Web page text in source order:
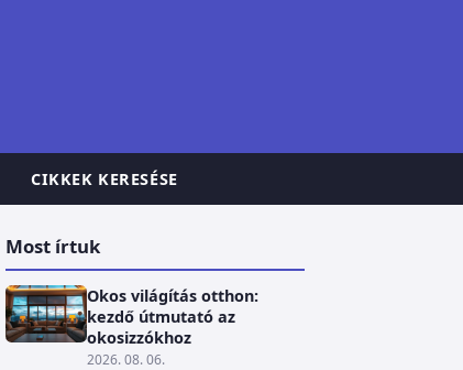
CIKKEK KERESÉSE
Most írtuk
Okos világítás otthon:
kezdő útmutató az
okosizzókhoz
2026. 08. 06.